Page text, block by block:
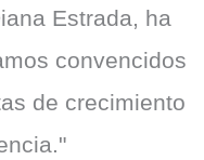
Estrada, ha
convencidos
de crecimiento